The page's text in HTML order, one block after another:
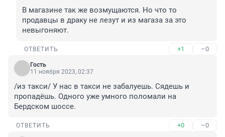
В магазине так же возмущаются. Но что то
продавцы в драку не лезут и из магаза за это
невыгоняют.
ОТВЕТИТЬ +1 –0
Гость
11 ноября 2023, 02:37
/из такси/ У нас в такси не забалуешь. Сядешь и
пропадёшь. Одного уже умного поломали на
Бердском шоссе.
ОТВЕТИТЬ +0 –0